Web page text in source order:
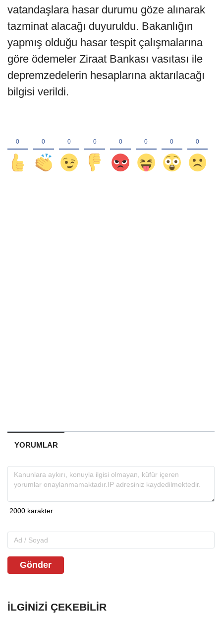
vatandaşlara hasar durumu göze alınarak
tazminat alacağı duyuruldu. Bakanlığın
yapmış olduğu hasar tespit çalışmalarına
göre ödemeler Ziraat Bankası vasıtası ile
depremzedelerin hesaplarına aktarılacağı
bilgisi verildi.
YORUMLAR
Gönder
İLGINIZI ÇEKEBILIR